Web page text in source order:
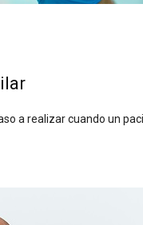
a realizar cuando un